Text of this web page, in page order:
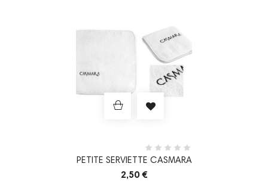
PETITE SERVIETTE CASMARA
2,50 €